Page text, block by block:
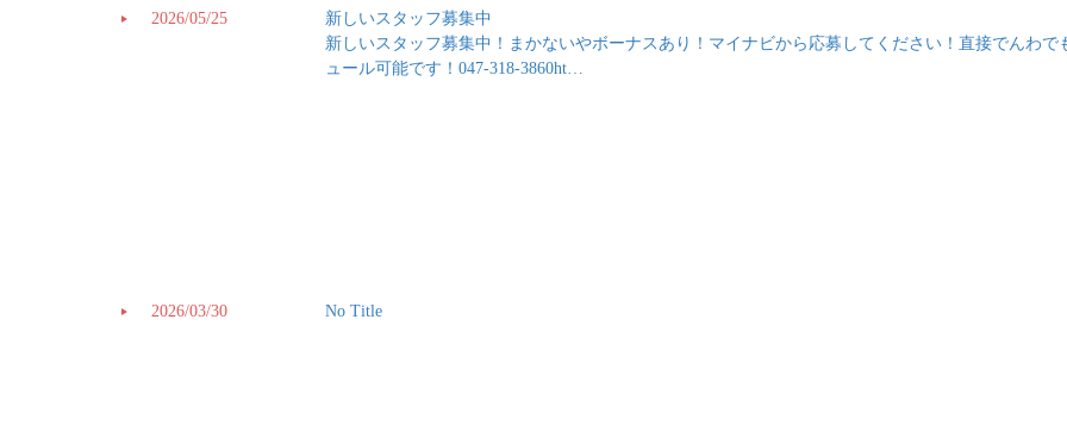
2026/05/25
新しいスタッフ募集中
新しいスタッフ募集中！まかないやボーナスあり！マイナビから応募してください！直接でんわで
ュール可能です！047-318-3860ht…
2026/03/30 No Title